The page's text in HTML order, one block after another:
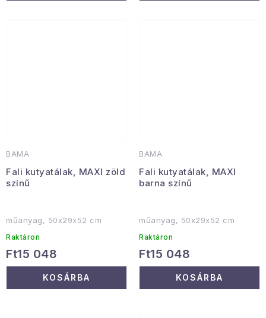
BAMA
Fali kutyatálak, MAXI zöld
színű
műanyag, 50x29x52 cm
Raktáron
Ft15 048
KOSÁRBA
BAMA
Fali kutyatálak, MAXI
barna színű
műanyag, 50x29x52 cm
Raktáron
Ft15 048
KOSÁRBA